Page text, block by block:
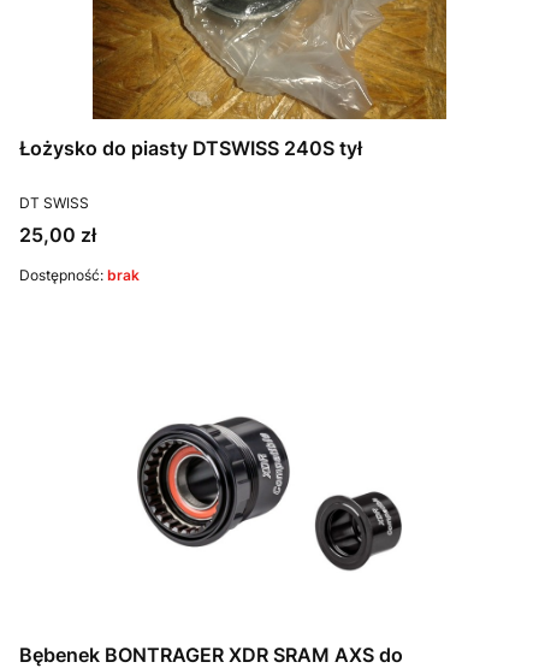
Łożysko do piasty DTSWISS 240S tył
PRODUCENT
DT SWISS
Cena
25,00 zł
Dostępność: brak
Bębenek BONTRAGER XDR SRAM AXS do